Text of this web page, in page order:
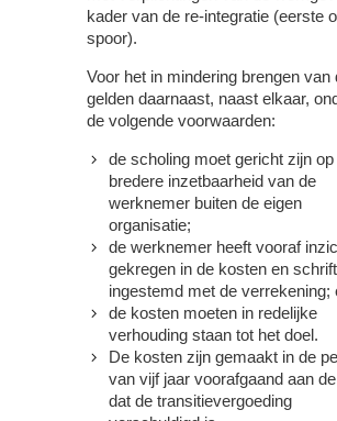
kader van de re-integratie (eerste
spoor).
Voor het in mindering brengen van
gelden daarnaast, naast elkaar,
de volgende voorwaarden:
de scholing moet gericht zijn op
bredere inzetbaarheid van de
werknemer buiten de eigen
organisatie;
de werknemer heeft vooraf
gekregen in de kosten en
ingestemd met de verrekening;
de kosten moeten in redelijke
verhouding staan tot het doel.
De kosten zijn gemaakt in de
van vijf jaar voorafgaand aan
dat de transitievergoeding